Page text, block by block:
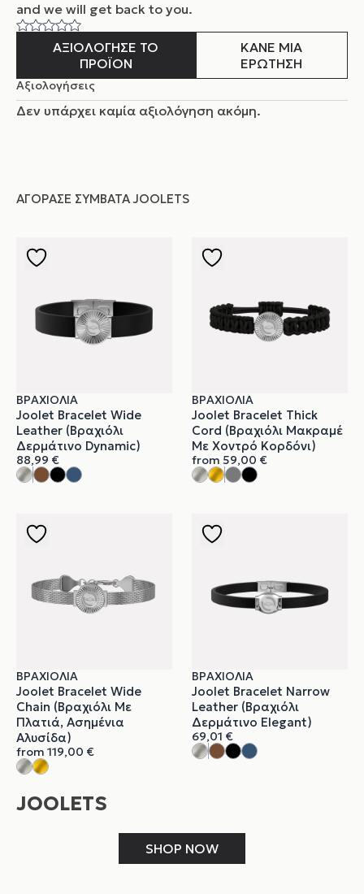
and we will get back to you.
ΑΞΙΟΛΟΓΗΣΕ ΤΟ
ΠΡΟΪΟΝ
ΚΑΝΕ ΜΙΑ
ΕΡΩΤΗΣΗ
Αξιολογήσεις
Δεν υπάρχει καμία αξιολόγηση ακόμη.
ΑΓΌΡΑΣΕ ΣΥΜΒΑΤΆ JOOLETS
ΒΡΑΧΙΌΛΙΑ
Joolet Bracelet Wide
Leather (Βραχιόλι
Δερμάτινο Dynamic)
88,99 €
ΒΡΑΧΙΌΛΙΑ
Joolet Bracelet Thick
Cord (Βραχιόλι Μακραμέ
Με Χοντρό Κορδόνι)
from 59,00 €
ΒΡΑΧΙΌΛΙΑ
Joolet Bracelet Wide
Chain (Βραχιόλι Με
Πλατιά, Ασημένια
Αλυσίδα)
from 119,00 €
ΒΡΑΧΙΌΛΙΑ
Joolet Bracelet Narrow
Leather (Βραχιόλι
Δερμάτινο Elegant)
69,01 €
JOOLETS
SHOP NOW